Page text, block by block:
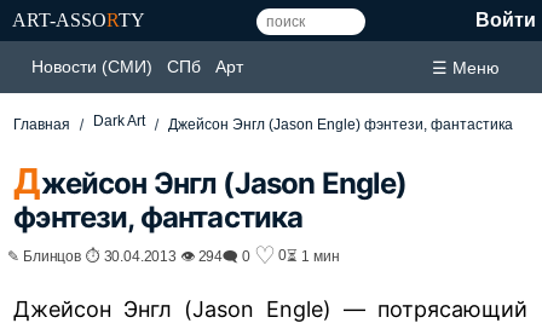
ART-ASSORTY Войти
Новости (СМИ) СПб Арт ☰ Меню
Главная Dark Art Джейсон Энгл (Jason Engle) фэнтези, фантастика
Джейсон Энгл (Jason Engle)
фэнтези, фантастика
✎ Блинцов ⏱ 30.04.2013 👁 294🗨 0 ♡ 0⏳ 1 мин
Джейсон Энгл (Jason Engle) — потрясающий